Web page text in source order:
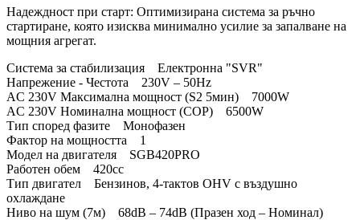
Надеждност при старт: Оптимизирана система за ръчно
стартиране, която изисква минимално усилие за запалване на
мощния агрегат.
Система за стабилизация Електронна "SVR"
Напрежение - Честота 230V – 50Hz
AC 230V Максимална мощност (S2 5мин) 7000W
AC 230V Номинална мощност (COP) 6500W
Тип според фазите Монофазен
Фактор на мощността 1
Модел на двигателя SGB420PRO
Работен обем 420cc
Тип двигател Бензинов, 4-тактов OHV с въздушно
охлаждане
Ниво на шум (7м) 68dB – 74dB (Празен ход – Номинал)